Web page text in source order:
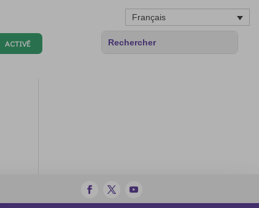
Français
ACTIVÉ